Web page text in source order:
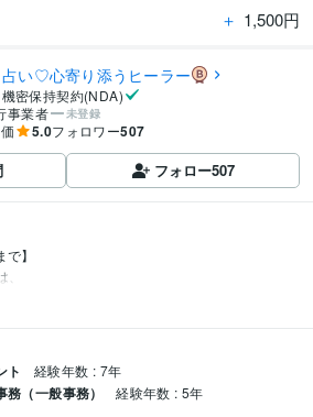
＋ 1,500円
い♡心寄り添うヒーラー
機密保持契約(NDA)
事業者
未登録
5.0フォロワー507
フォロー507
】
ト 経験年数 : 7年
（一般事務） 経験年数 : 5年